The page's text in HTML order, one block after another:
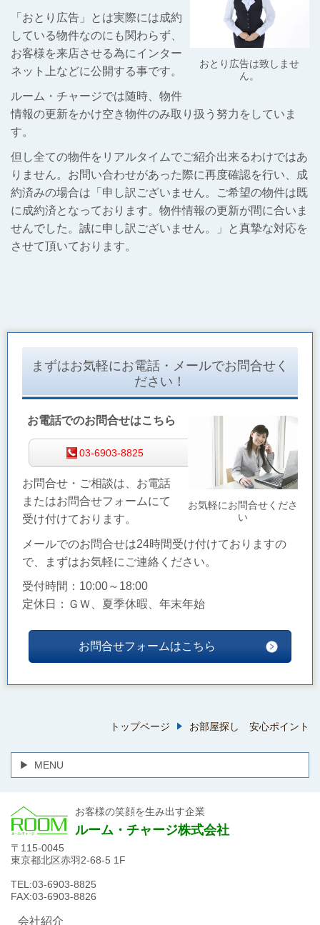
おとり広告は致しませ
ん。
「おとり広告」とは実際には成約
している物件なのにも関わらず、
お客様を来店させる為にインター
ネット上などに公開する事です。
ルーム・チャージでは随時、物件
情報の更新をかけ空き物件のみ取り扱う努力をしていま
す。
但し全ての物件をリアルタイムでご紹介出来るわけではあ
りません。お問い合わせがあった際に再度確認を行い、成
約済みの場合は「申し訳ございません。ご希望の物件は既
に成約済となっております。物件情報の更新が間に合いま
せんでした。誠に申し訳ございません。」と真摯な対応を
させて頂いております。
まずはお気軽にお電話・メールでお問合せく
ださい！
お気軽にお問合せくださ
い
お電話でのお問合せはこちら
03-6903-8825
お問合せ・ご相談は、お電話
またはお問合せフォームにて
受け付けております。
メールでのお問合せは24時間受け付けておりますの
で、まずはお気軽にご連絡ください。
受付時間：10:00～18:00
定休日：ＧＷ、夏季休暇、年末年始
お問合せフォームはこちら
トップページ お部屋探し 安心ポイント
MENU
お客様の笑顔を生み出す企業
ルーム・チャージ株式会社
〒115-0045
東京都北区赤羽2-68-5 1F
TEL:03-6903-8825
FAX:03-6903-8826
会社紹介